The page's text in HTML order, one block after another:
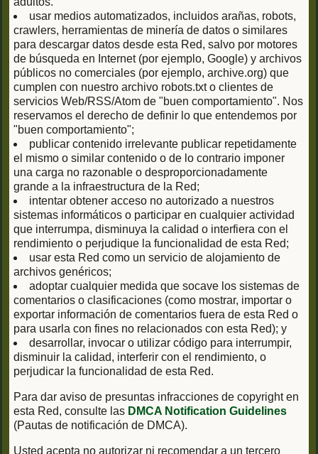
usar medios automatizados, incluidos arañas, robots,
crawlers, herramientas de minería de datos o similares
para descargar datos desde esta Red, salvo por motores
de búsqueda en Internet (por ejemplo, Google) y archivos
públicos no comerciales (por ejemplo, archive.org) que
cumplen con nuestro archivo robots.txt o clientes de
servicios Web/RSS/Atom de "buen comportamiento". Nos
reservamos el derecho de definir lo que entendemos por
"buen comportamiento";
publicar contenido irrelevante publicar repetidamente
el mismo o similar contenido o de lo contrario imponer
una carga no razonable o desproporcionadamente
grande a la infraestructura de la Red;
intentar obtener acceso no autorizado a nuestros
sistemas informáticos o participar en cualquier actividad
que interrumpa, disminuya la calidad o interfiera con el
rendimiento o perjudique la funcionalidad de esta Red;
usar esta Red como un servicio de alojamiento de
archivos genéricos;
adoptar cualquier medida que socave los sistemas de
comentarios o clasificaciones (como mostrar, importar o
exportar información de comentarios fuera de esta Red o
para usarla con fines no relacionados con esta Red); y
desarrollar, invocar o utilizar código para interrumpir,
disminuir la calidad, interferir con el rendimiento, o
perjudicar la funcionalidad de esta Red.
Para dar aviso de presuntas infracciones de copyright en
esta Red, consulte las DMCA Notification Guidelines
(Pautas de notificación de DMCA).
Usted acepta no autorizar ni recomendar a un tercero